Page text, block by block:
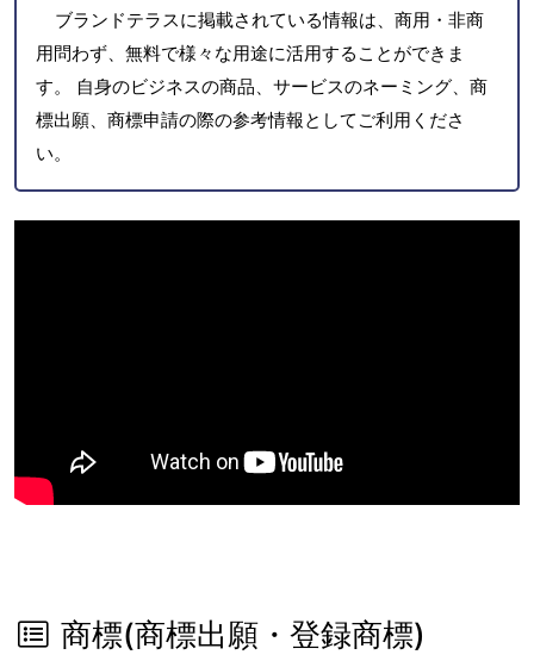
ブランドテラスに掲載されている情報は、商用・非商
用問わず、無料で様々な用途に活用することができま
す。 自身のビジネスの商品、サービスのネーミング、商
標出願、商標申請の際の参考情報としてご利用くださ
い。
商標(商標出願・登録商標)